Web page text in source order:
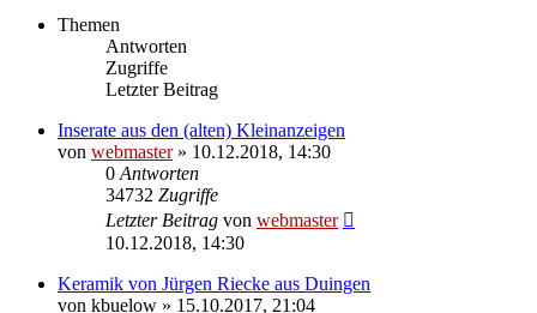
Themen
Antworten
Zugriffe
Letzter Beitrag
Inserate aus den (alten) Kleinanzeigen
von webmaster» 10.12.2018, 14:30
0 Antworten
34732 Zugriffe
Letzter Beitrag von webmaster
10.12.2018, 14:30
Keramik von Jürgen Riecke aus Duingen
von kbuelow » 15.10.2017, 21:04